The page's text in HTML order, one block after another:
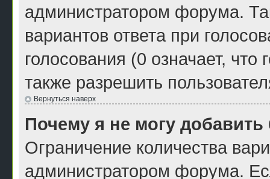
администратором форума.
вариантов ответа при
голосования (0 означает,
также разрешить
Вернуться наверх
Почему я не могу
Ограничение количества
администратором форума.